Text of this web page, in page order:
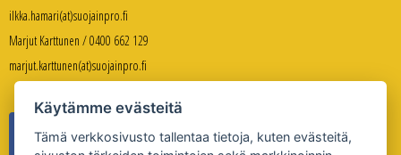
ilkka.hamari(at)suojainpro.fi
Marjut Karttunen / 0400 662 129
marjut.karttunen(at)suojainpro.fi
Käytämme evästeitä
Tämä verkkosivusto tallentaa tietoja, kuten evästeitä,